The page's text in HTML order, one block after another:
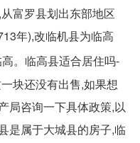
富罗县划出东部地区
年),改临机县为临高
。临高县适合居住吗-
块还没有出售,如果想
局咨询一下具体政策,以
是属于大城县的房子,临